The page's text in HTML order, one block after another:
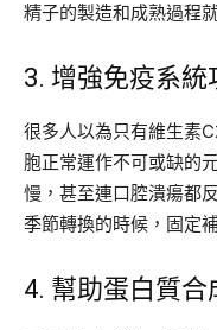
精子的製造和成熟過程
3. 增強免疫系統
很多人以為只有維生素
胞正常運作不可或缺的
慢，甚至連口腔潰瘍都
季節轉換的時候，固定
4. 幫助蛋白質合